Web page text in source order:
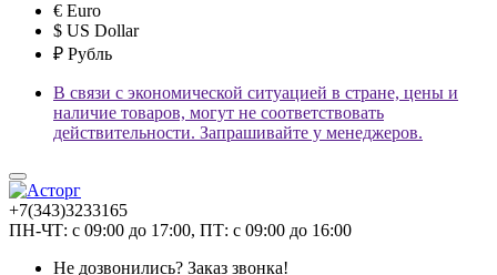
€ Euro
$ US Dollar
₽ Рубль
В связи с экономической ситуацией в стране, цены и
наличие товаров, могут не соответствовать
действительности. Запрашивайте у менеджеров.
+7(343)3233165
ПН-ЧТ: с 09:00 до 17:00, ПТ: с 09:00 до 16:00
Не дозвонились? Заказ звонка!